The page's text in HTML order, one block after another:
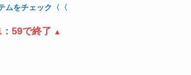
ムをチェック〈〈
59で終了 ▲